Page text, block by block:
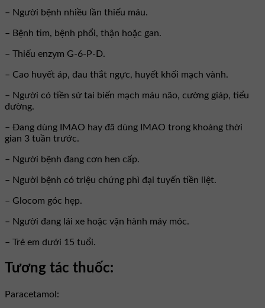
– Người bệnh nhiều lần thiếu máu.
– Bệnh tim, bệnh phổi, thận hoặc gan.
– Thiếu enzym G-6-P-D.
– Cao huyết áp, đau thắt ngực, huyết khối mạch vành.
– Người có tiền sử tai biến mạch máu não, cường giáp, tiểu
đường.
– Đang dùng IMAO hay đã dùng IMAO trong khoảng thời
gian 3 tuần trước.
– Người bệnh đang cơn hen cấp.
– Người bệnh có triệu chứng phì đại tuyến tiền liệt.
– Glocom góc hẹp.
– Người đang lái xe hoặc vận hành máy móc.
– Trẻ em dưới 15 tuổi.
Tương tác thuốc:
Paracetamol: